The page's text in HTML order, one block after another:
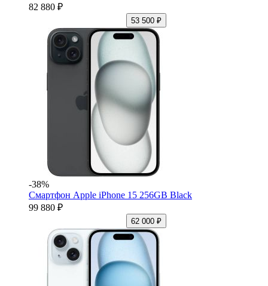
82 880 ₽
53 500 ₽
-38%
Смартфон Apple iPhone 15 256GB Black
99 880 ₽
62 000 ₽